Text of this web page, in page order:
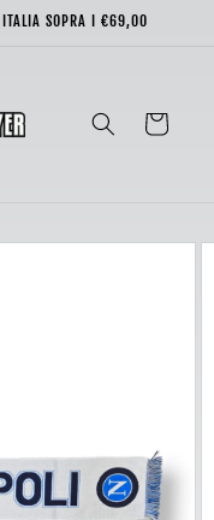
ITALIA SOPRA I €69,00
Carrello